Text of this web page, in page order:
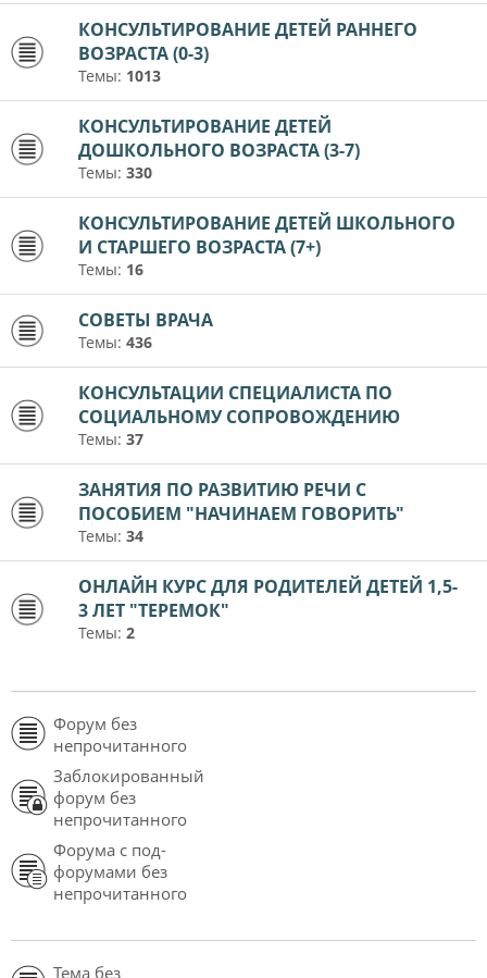
КОНСУЛЬТИРОВАНИЕ ДЕТЕЙ РАННЕГО
ВОЗРАСТА (0-3)
Темы: 1013
КОНСУЛЬТИРОВАНИЕ ДЕТЕЙ
ДОШКОЛЬНОГО ВОЗРАСТА (3-7)
Темы: 330
КОНСУЛЬТИРОВАНИЕ ДЕТЕЙ ШКОЛЬНОГО
И СТАРШЕГО ВОЗРАСТА (7+)
Темы: 16
СОВЕТЫ ВРАЧА
Темы: 436
КОНСУЛЬТАЦИИ СПЕЦИАЛИСТА ПО
СОЦИАЛЬНОМУ СОПРОВОЖДЕНИЮ
Темы: 37
ЗАНЯТИЯ ПО РАЗВИТИЮ РЕЧИ С
ПОСОБИЕМ "НАЧИНАЕМ ГОВОРИТЬ"
Темы: 34
ОНЛАЙН КУРС ДЛЯ РОДИТЕЛЕЙ ДЕТЕЙ 1,5-
3 ЛЕТ "ТЕРЕМОК"
Темы: 2
Форум без
непрочитанного
Заблокированный
форум без
непрочитанного
Форума с под-
форумами без
непрочитанного
Тема без